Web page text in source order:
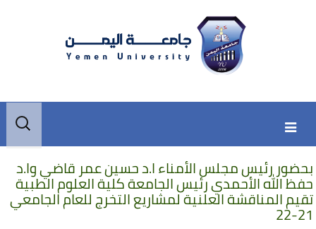
content
secondary
content
البحث
عن:
بحضور رئيس مجلس الأمناء ا.د حسين عمر قاضي وا.د
حفظ الله الأحمدي رئيس الجامعة كلية العلوم الطبية
تقيم المناقشة العلنية لمشاريع التخرج للعام الجامعي
21-22